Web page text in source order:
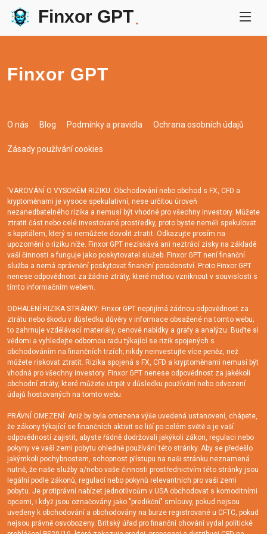
Finxor GPT.
Finxor GPT
O nás Blog Podmínky a pravidla Ochrana osobních údajů
Zásady používání cookies
'VAROVÁNÍ O VYSOKÉM RIZIKU: Obchodování nebo obchod s FX, CFD a
kryptoměnami je vysoce spekulativní, nese určitou úroveň
nezanedbatelného rizika a nemusí být vhodné pro všechny investory. Můžete
ztratit část nebo celé investované prostředky, proto byste neměli spekulovat
s kapitálem, který si nemůžete dovolit ztratit. Odkazujte prosím na
upozornění o riziku níže. Finxor GPT nezískává ani neztrácí zisky na základě
vaší činnosti a funguje jako poskytovatel služeb. Finxor GPT není finanční
služba a nemá oprávnění poskytovat finanční poradenství. Proto Finxor GPT
nenese odpovědnost za žádné ztráty, které mohou vzniknout v souvislosti s
tímto informačním webem.
ODHALENÍ RIZIKA STRÁNKY: Finxor GPT nepřijímá žádnou odpovědnost za
ztrátu nebo škodu v důsledku důvěry v informace obsažené na tomto webu;
to zahrnuje vzdělávací materiály, cenové nabídky a grafy a analýzu. Buďte si
vědomi a vyhledejte odbornou radu týkající se rizik spojených s
obchodováním na finančních trzích; nikdy neinvestujte více peněz, než
můžete riskovat ztratit. Rizika spojená s FX, CFD a kryptoměnami nemusí být
vhodná pro všechny investory. Finxor GPT nenese odpovědnost za jakékoli
obchodní ztráty, které můžete utrpět v důsledku používání nebo odvození
údajů hostovaných na tomto webu.
PRÁVNÍ OMEZENÍ: Aniž by byla omezena výše uvedená ustanovení, chápete,
že zákony týkající se finančních aktivit se liší po celém světě a je vaší
odpovědností zajistit, abyste řádně dodržovali jakýkoli zákon, regulaci nebo
pokyny ve vaší zemi pobytu ohledně používání této stránky. Aby se předešlo
jakýmkoli pochybnostem, schopnost přístupu na naši stránku neznamená
nutně, že naše služby a/nebo vaše činnosti prostřednictvím této stránky jsou
legální podle zákonů, regulací nebo pokynů relevantních pro vaši zemi
pobytu. Je protiprávní nabízet jednotlivcům v USA obchodovat s komoditními
opcemi, i když jsou označovány jako "predikční" smlouvy, pokud nejsou
uvedeny k obchodování a obchodovány na burze registrované u CFTC, pokud
nejsou právně osvobozeny. Britský úřad pro finanční chování vydal politické